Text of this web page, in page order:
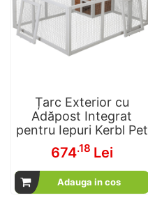
Țarc Exterior cu
Adăpost Integrat
pentru Iepuri Kerbl Pet
674.18 Lei
Adauga in cos